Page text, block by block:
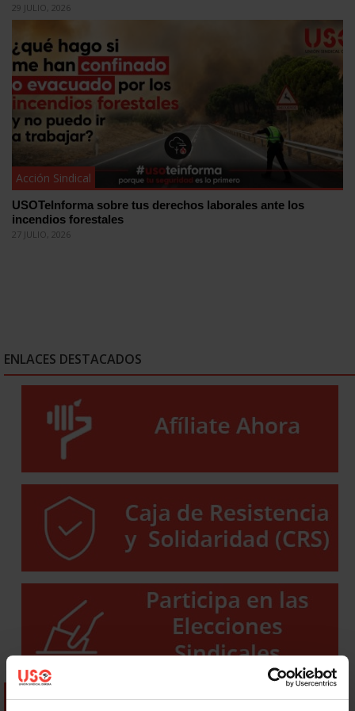
29 JULIO, 2026
Acción Sindical
USOTeInforma sobre tus derechos laborales ante los
incendios forestales
27 JULIO, 2026
ENLACES DESTACADOS